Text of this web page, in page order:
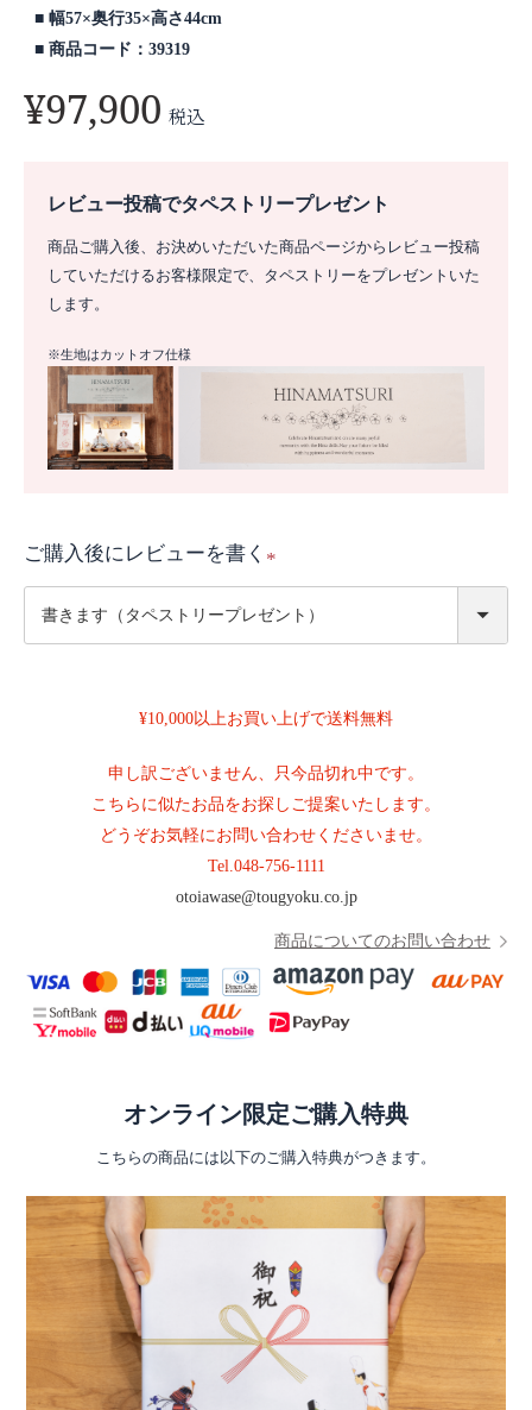
幅57×奥行35×高さ44cm
商品コード：39319
¥97,900 税込
レビュー投稿でタペストリープレゼント
商品ご購入後、お決めいただいた商品ページからレビュー投稿
していただけるお客様限定で、タペストリーをプレゼントいた
します。
※生地はカットオフ仕様
ご購入後にレビューを書く
¥10,000以上お買い上げで送料無料
申し訳ございません、只今品切れ中です。
こちらに似たお品をお探しご提案いたします。
どうぞお気軽にお問い合わせくださいませ。
Tel.048-756-1111
otoiawase@tougyoku.co.jp
商品についてのお問い合わせ
オンライン限定ご購入特典
こちらの商品には以下のご購入特典がつきます。